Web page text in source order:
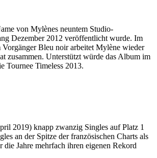
von Mylènes neuntem Studio-
Dezember 2012 veröffentlicht wurde. Im
Vorgänger Bleu noir arbeitet Mylène wieder
zusammen. Unterstützt würde das Album im
Tournee Timeless 2013.
2019) knapp zwanzig Singles auf Platz 1
an der Spitze der französischen Charts als
die Jahre mehrfach ihren eigenen Rekord